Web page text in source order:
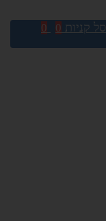
סל קניות 0
0